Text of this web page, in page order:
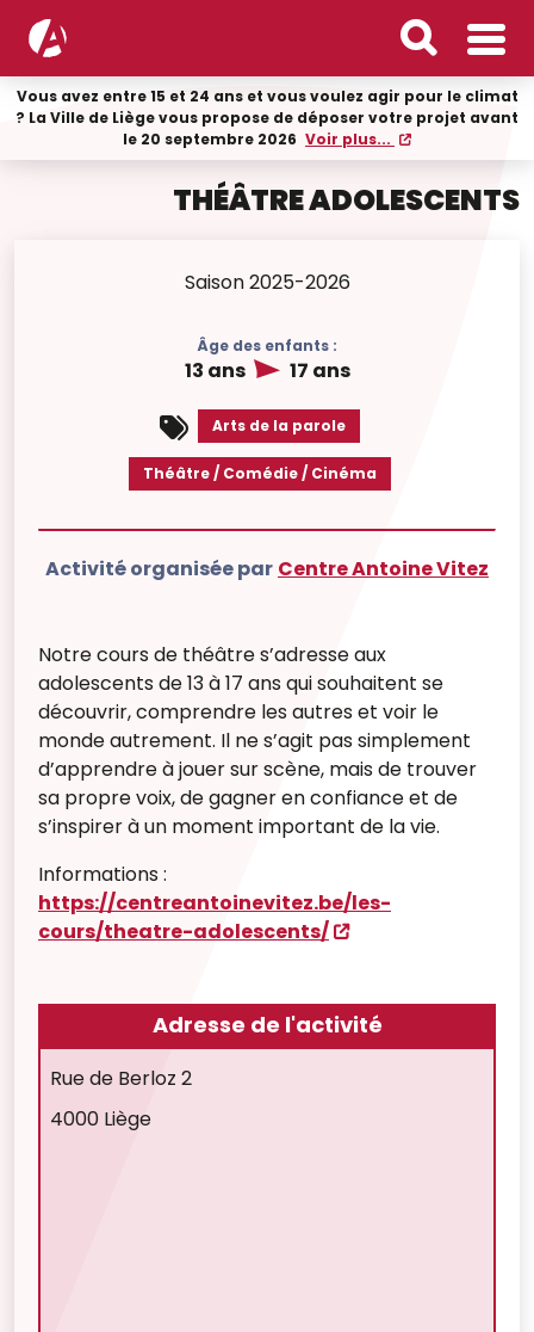
Vous avez entre 15 et 24 ans et vous voulez agir pour le climat
? La Ville de Liège vous propose de déposer votre projet avant
le 20 septembre 2026 Voir plus...
THÉÂTRE ADOLESCENTS
Saison 2025-2026
Âge des enfants :
13 ans 17 ans
Arts de la parole
Théâtre / Comédie / Cinéma
Activité organisée par Centre Antoine Vitez
Notre cours de théâtre s’adresse aux
adolescents de 13 à 17 ans qui souhaitent se
découvrir, comprendre les autres et voir le
monde autrement. Il ne s’agit pas simplement
d’apprendre à jouer sur scène, mais de trouver
sa propre voix, de gagner en confiance et de
s’inspirer à un moment important de la vie.
Informations :
https://centreantoinevitez.be/les-
cours/theatre-adolescents/
Adresse de l'activité
Rue de Berloz 2
4000 Liège